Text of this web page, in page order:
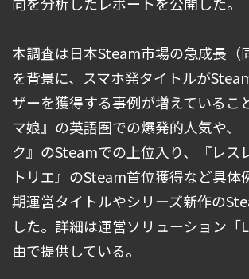
本調査は日本Steam市場の急成長（
を背景に、スマホ発タイトルが
ザーを獲得する事例が増えているこ
マ娘』の英語圏での爆発的人気や、
ク』のSteamでの上位入り、『レス
トリエ』のSteam首位獲得など具体
期運営タイトルやシリーズ新作の
した。詳細は運営ソリューション「
由で提供している。